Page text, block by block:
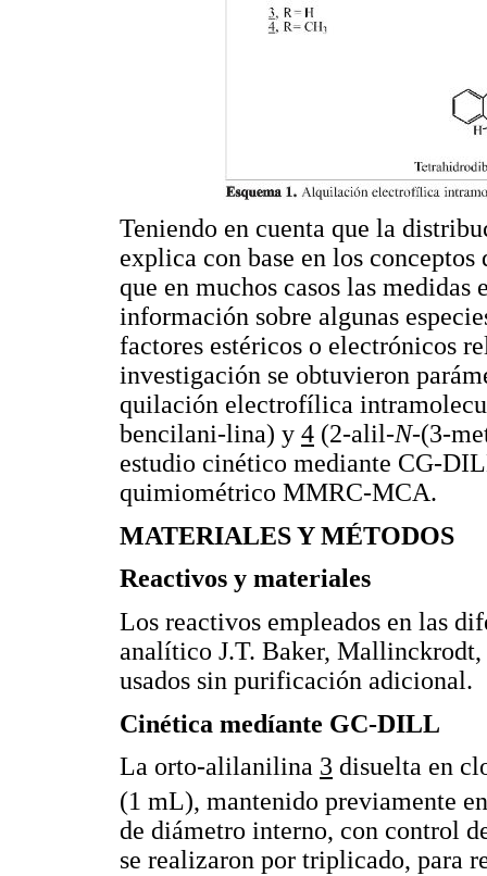
Teniendo en cuenta que la
explica con base en los
que en muchos casos las
información sobre algunas
factores estéricos o electrónicos
investigación se obtuvieron
quilación electrofílica
bencilani-lina) y 4 (2-alil-N-(3-
estudio cinético mediante CG-
quimiométrico MMRC-MCA.
MATERIALES Y MÉTODOS
Reactivos y materiales
Los reactivos empleados en las
analítico J.T. Baker,
usados sin purificación adicional.
Cinética medíante GC-DILL
La orto-alilanilina 3 disuelta en
(1 mL), mantenido previamente
de diámetro interno, con control
se realizaron por triplicado, para